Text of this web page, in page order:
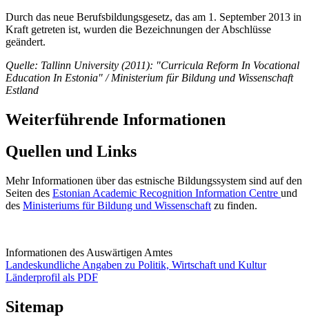
Durch das neue Berufsbildungsgesetz, das am 1. September 2013 in
Kraft getreten ist, wurden die Bezeichnungen der Abschlüsse
geändert.
Quelle: Tallinn University (2011): "Curricula Reform In Vocational
Education In Estonia" / Ministerium für Bildung und Wissenschaft
Estland
Weiterführende Informationen
Quellen und Links
Mehr Informationen über das estnische Bildungssystem sind auf den
Seiten des Estonian Academic Recognition Information Centre und
des Ministeriums für Bildung und Wissenschaft zu finden.
Informationen des Auswärtigen Amtes
Landeskundliche Angaben zu Politik, Wirtschaft und Kultur
Länderprofil als PDF
Sitemap